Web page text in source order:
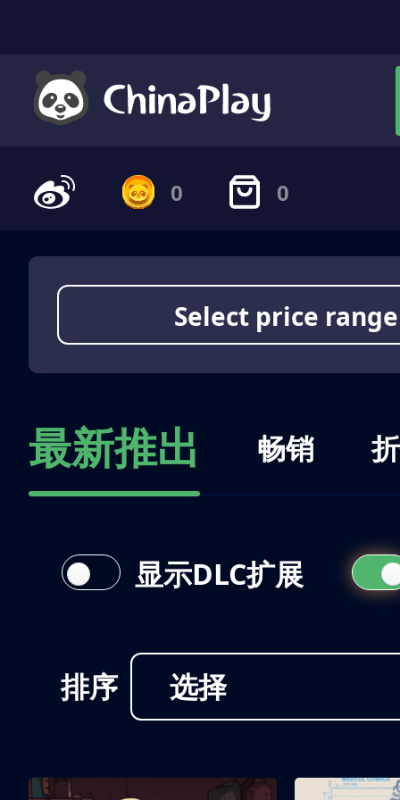
0 0
Select price range
最新推出 畅销
排序 选择
显示DLC扩展